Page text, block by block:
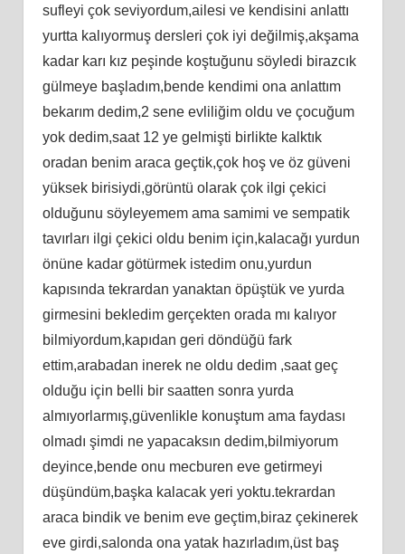
sufleyi çok seviyordum,ailesi ve kendisini anlattı
yurtta kalıyormuş dersleri çok iyi değilmiş,akşama
kadar karı kız peşinde koştuğunu söyledi birazcık
gülmeye başladım,bende kendimi ona anlattım
bekarım dedim,2 sene evliliğim oldu ve çocuğum
yok dedim,saat 12 ye gelmişti birlikte kalktık
oradan benim araca geçtik,çok hoş ve öz güveni
yüksek birisiydi,görüntü olarak çok ilgi çekici
olduğunu söyleyemem ama samimi ve sempatik
tavırları ilgi çekici oldu benim için,kalacağı yurdun
önüne kadar götürmek istedim onu,yurdun
kapısında tekrardan yanaktan öpüştük ve yurda
girmesini bekledim gerçekten orada mı kalıyor
bilmiyordum,kapıdan geri döndüğü fark
ettim,arabadan inerek ne oldu dedim ,saat geç
olduğu için belli bir saatten sonra yurda
almıyorlarmış,güvenlikle konuştum ama faydası
olmadı şimdi ne yapacaksın dedim,bilmiyorum
deyince,bende onu mecburen eve getirmeyi
düşündüm,başka kalacak yeri yoktu.tekrardan
araca bindik ve benim eve geçtim,biraz çekinerek
eve girdi,salonda ona yatak hazırladım,üst baş